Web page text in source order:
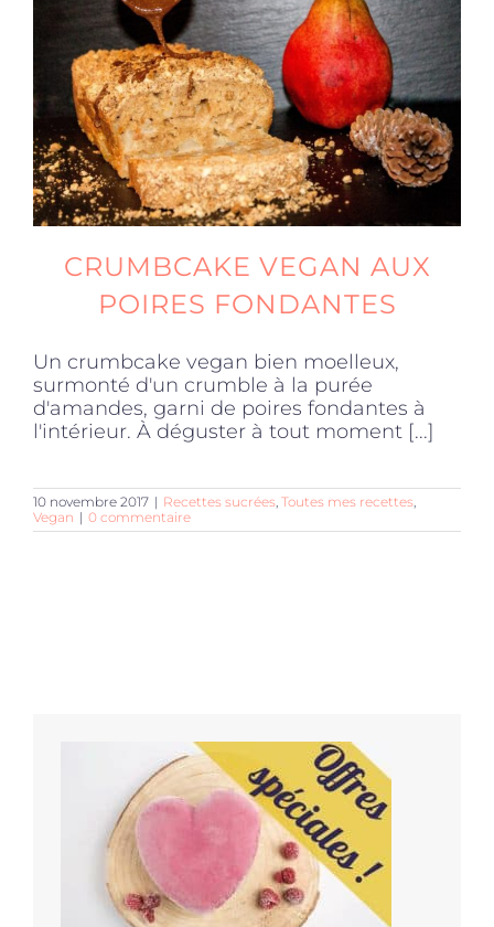
Produits sains
Click and collect
Traiteur
Accessoires
Offres
CRUMBCAKE VEGAN AUX
POIRES FONDANTES
Un crumbcake vegan bien moelleux,
surmonté d'un crumble à la purée
d'amandes, garni de poires fondantes à
l'intérieur. À déguster à tout moment [...]
10 novembre 2017 | Recettes sucrées, Toutes mes recettes,
Vegan | 0 commentaire